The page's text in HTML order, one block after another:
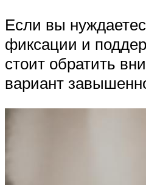
Если вы
фиксации и
стоит обратить
вариант